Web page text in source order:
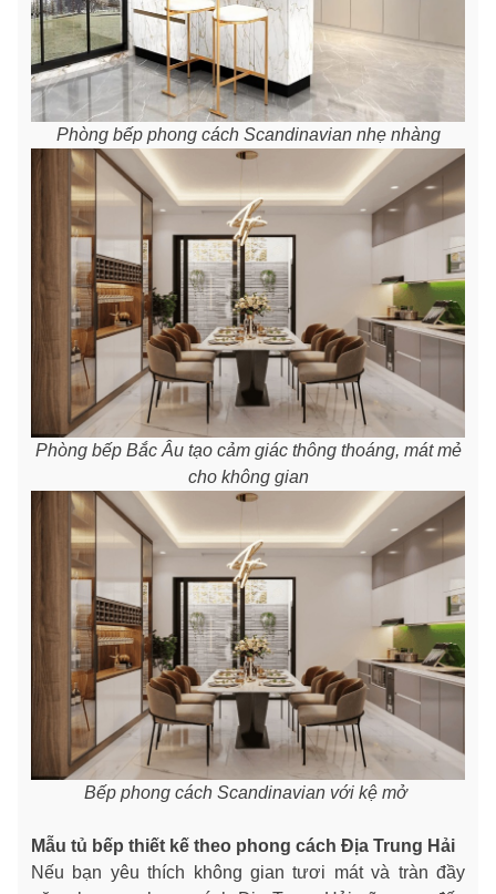
Phòng bếp phong cách Scandinavian nhẹ nhàng
Phòng bếp Bắc Âu tạo cảm giác thông thoáng, mát mẻ
cho không gian
Bếp phong cách Scandinavian với kệ mở
Mẫu tủ bếp thiết kế theo phong cách Địa Trung Hải
Nếu bạn yêu thích không gian tươi mát và tràn đầy